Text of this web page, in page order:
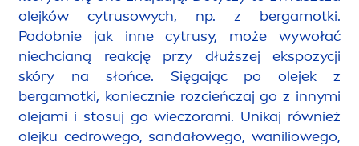
olejków cytrusowych, np. z bergamotki.
Podobnie jak inne cytrusy, może wywołać
niechcianą reakcję przy dłuższej ekspozycji
skóry na słońce. Sięgając po olejek z
bergamotki, koniecznie rozcieńczaj go z innymi
olejami i stosuj go wieczorami. Unikaj również
olejku cedrowego, sandałowego, waniliowego,